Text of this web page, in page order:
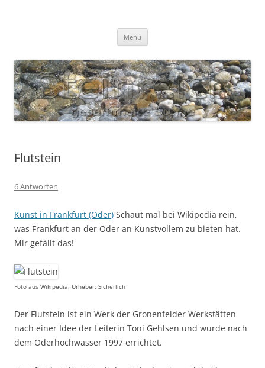
Menü
Flutstein
6 Antworten
Kunst in Frankfurt (Oder) Schaut mal bei Wikipedia rein,
was Frankfurt an der Oder an Kunstvollem zu bieten hat.
Mir gefällt das!
Foto aus Wikipedia, Urheber: Sicherlich
Der Flutstein ist ein Werk der Gronenfelder Werkstätten
nach einer Idee der Leiterin Toni Gehlsen und wurde nach
dem Oderhochwasser 1997 errichtet.